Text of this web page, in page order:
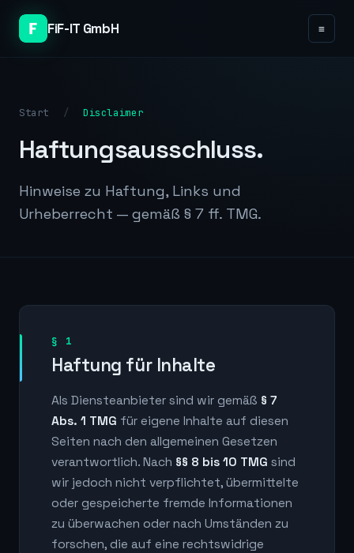
FiF-IT GmbH ≡
Start / Disclaimer
Haftungsausschluss.
Hinweise zu Haftung, Links und
Urheberrecht — gemäß § 7 ff. TMG.
§ 1
Haftung für Inhalte
Als Diensteanbieter sind wir gemäß § 7
Abs. 1 TMG für eigene Inhalte auf diesen
Seiten nach den allgemeinen Gesetzen
verantwortlich. Nach §§ 8 bis 10 TMG sind
wir jedoch nicht verpflichtet, übermittelte
oder gespeicherte fremde Informationen
zu überwachen oder nach Umständen zu
forschen, die auf eine rechtswidrige